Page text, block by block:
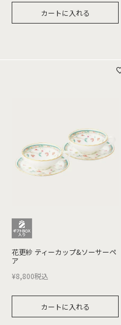
カートに入れる
花更紗 ティーカップ&ソーサーペ
ア
¥8,800税込
カートに入れる